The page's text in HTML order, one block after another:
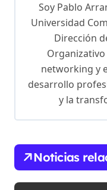
n
t
a
Soy Pablo
Universidad
Dirección
Organizativo
networking y
desarrollo
y la
Noticias